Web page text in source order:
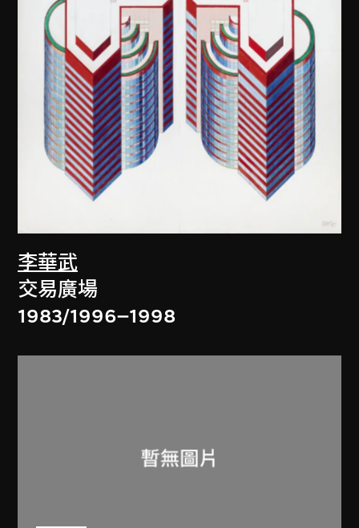
李華武
交易廣場
1983/1996–1998